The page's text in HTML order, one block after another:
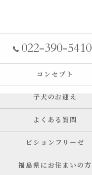
022-390-5410
コンセプト
子犬のお迎え
よくある質問
ビションフリーゼ
福島県にお住まいの方